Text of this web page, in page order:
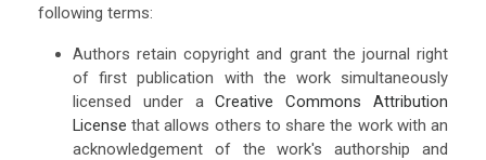
following terms:
Authors retain copyright and grant the journal right
of first publication with the work simultaneously
licensed under aCreative Commons Attribution
License that allows others to share the work with an
acknowledgement of the work's authorship and